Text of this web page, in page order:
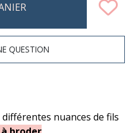
QUESTION
nuances de fils